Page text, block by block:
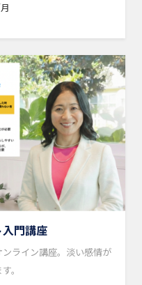
門講座
ライン講座。淡い感情が
。